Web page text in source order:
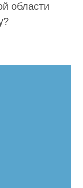
области